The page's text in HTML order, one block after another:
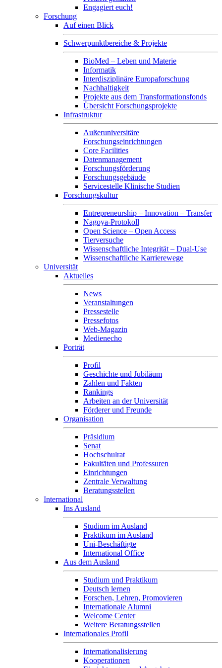
Engagiert euch!
Forschung
Auf einen Blick
Schwerpunktbereiche & Projekte
BioMed – Leben und Materie
Informatik
Interdisziplinäre Europaforschung
Nachhaltigkeit
Projekte aus dem Transformationsfonds
Übersicht Forschungsprojekte
Infrastruktur
Außeruniversitäre
Forschungseinrichtungen
Core Facilities
Datenmanagement
Forschungsförderung
Forschungsgebäude
Servicestelle Klinische Studien
Forschungskultur
Entrepreneurship – Innovation – Transfer
Nagoya-Protokoll
Open Science – Open Access
Tierversuche
Wissenschaftliche Integrität – Dual-Use
Wissenschaftliche Karrierewege
Universität
Aktuelles
News
Veranstaltungen
Pressestelle
Pressefotos
Web-Magazin
Medienecho
Porträt
Profil
Geschichte und Jubiläum
Zahlen und Fakten
Rankings
Arbeiten an der Universität
Förderer und Freunde
Organisation
Präsidium
Senat
Hochschulrat
Fakultäten und Professuren
Einrichtungen
Zentrale Verwaltung
Beratungsstellen
International
Ins Ausland
Studium im Ausland
Praktikum im Ausland
Uni-Beschäftigte
International Office
Aus dem Ausland
Studium und Praktikum
Deutsch lernen
Forschen, Lehren, Promovieren
Internationale Alumni
Welcome Center
Weitere Beratungsstellen
Internationales Profil
Internationalisierung
Kooperationen